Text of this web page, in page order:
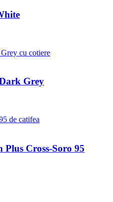
Grey
Plus Cross-Soro 95